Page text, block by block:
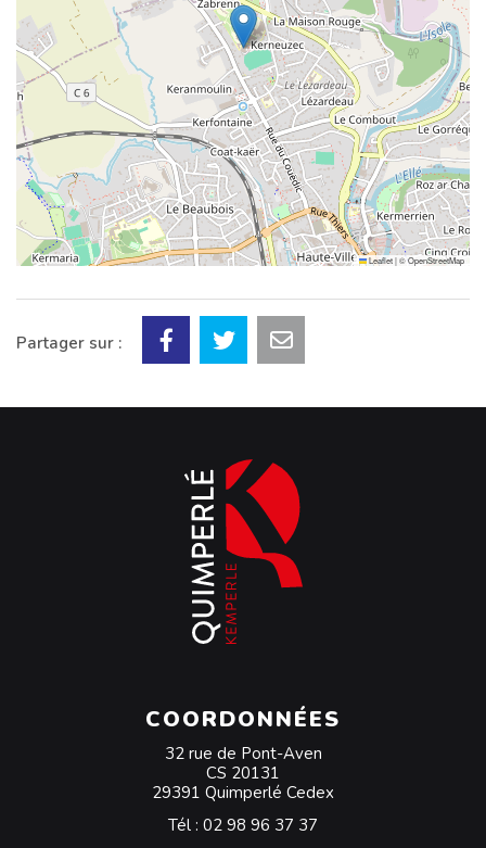
Leaflet|©OpenStreetMap
Partager sur :
COORDONNÉES
32 rue de Pont-Aven
CS 20131
29391 Quimperlé Cedex
Tél : 02 98 96 37 37